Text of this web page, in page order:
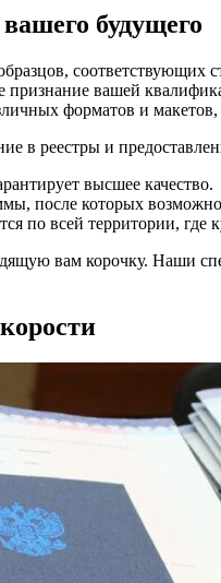
будущего
соответствующих
признание вашей
форматов и
в реестры и
высшее качество.
после которых
по всей территории, где
вам корочку. Наши